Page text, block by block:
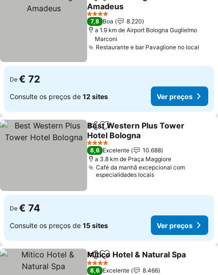
Amadeus
4 Estrelas
7,8 Boa
8.220
a 1.9 km de Airport Bologna Guglielmo
Marconi
Restaurante e bar Pavaglione no local
De € 72
Consulte os preços de 12 sites Ver preços
PartilharAdicionar aos favoritos
Best Western Plus Tower
Hotel Bologna
4 Estrelas
8,6 Excelente
10.688
a 3.8 km de Praça Maggiore
Café da manhã excepcional com
especialidades locais
De € 74
Consulte os preços de 15 sites Ver preços
PartilharAdicionar aos favoritos
Mitico Hotel & Natural Spa
4 Estrelas
8,6 Excelente
8.466